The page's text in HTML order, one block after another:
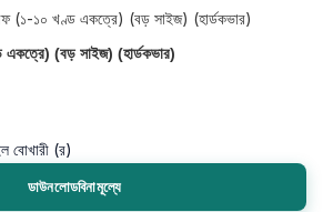
একত্রে) (বড় সাইজ) (হার্ডকভার)
বোখারী (র)
ডাউনলোডবিনামূল্যে